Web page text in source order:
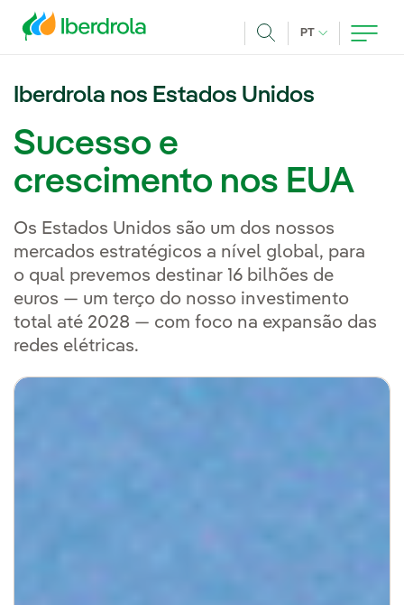
PT IDIOMA ATUAL,
Iberdrola nos Estados Unidos
Sucesso e
crescimento nos EUA
Os Estados Unidos são um dos nossos
mercados estratégicos a nível global, para
o qual prevemos destinar 16 bilhões de
euros — um terço do nosso investimento
total até 2028 — com foco na expansão das
redes elétricas.